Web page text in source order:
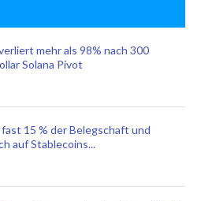
mehr als 98% nach 300
Solana Pivot
15 % der Belegschaft und
auf Stablecoins...